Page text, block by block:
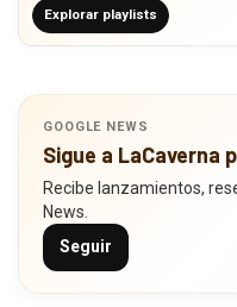
Explorar playlists
GOOGLE NEWS
Sigue a LaCaverna
Recibe lanzamientos,
News.
Seguir